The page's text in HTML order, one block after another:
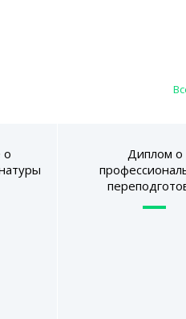
о
Диплом о